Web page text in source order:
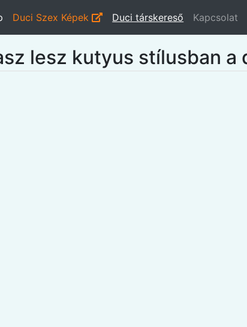
Duci Szex Képek Duci társkereső Kapcsolat
lesz kutyus stílusban a